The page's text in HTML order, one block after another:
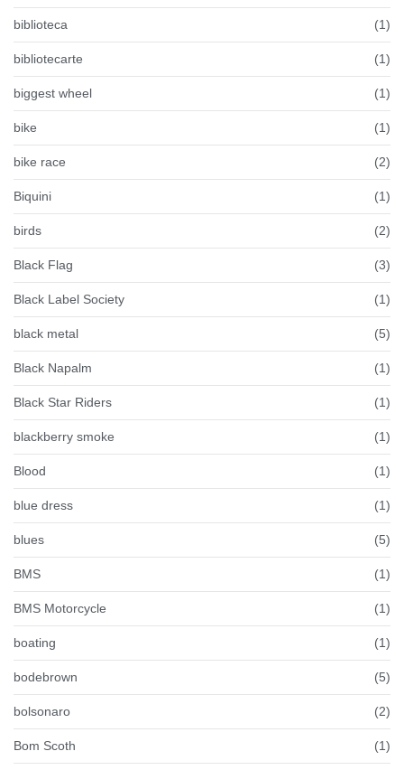
biblioteca (1)
bibliotecarte (1)
biggest wheel (1)
bike (1)
bike race (2)
Biquini (1)
birds (2)
Black Flag (3)
Black Label Society (1)
black metal (5)
Black Napalm (1)
Black Star Riders (1)
blackberry smoke (1)
Blood (1)
blue dress (1)
blues (5)
BMS (1)
BMS Motorcycle (1)
boating (1)
bodebrown (5)
bolsonaro (2)
Bom Scoth (1)